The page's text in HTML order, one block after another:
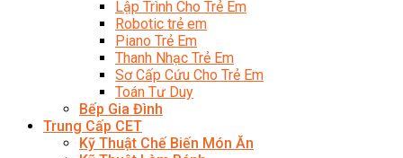
Lập Trình Cho Trẻ Em
Robotic trẻ em
Piano Trẻ Em
Thanh Nhạc Trẻ Em
Sơ Cấp Cứu Cho Trẻ Em
Toán Tư Duy
Bếp Gia Đình
Trung Cấp CET
Kỹ Thuật Chế Biến Món Ăn